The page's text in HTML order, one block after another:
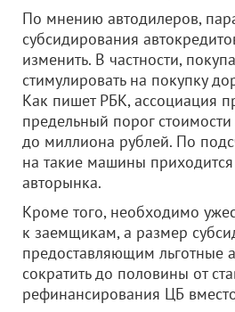
По мнению автодилеров,
субсидирования
изменить. В частности,
стимулировать на покупку
Как пишет РБК, ассоциация
предельный порог
до миллиона рублей. По
на такие машины
авторынка.
Кроме того, необходимо
к заемщикам, а размер
предоставляющим льготные
сократить до половины от
рефинансирования ЦБ